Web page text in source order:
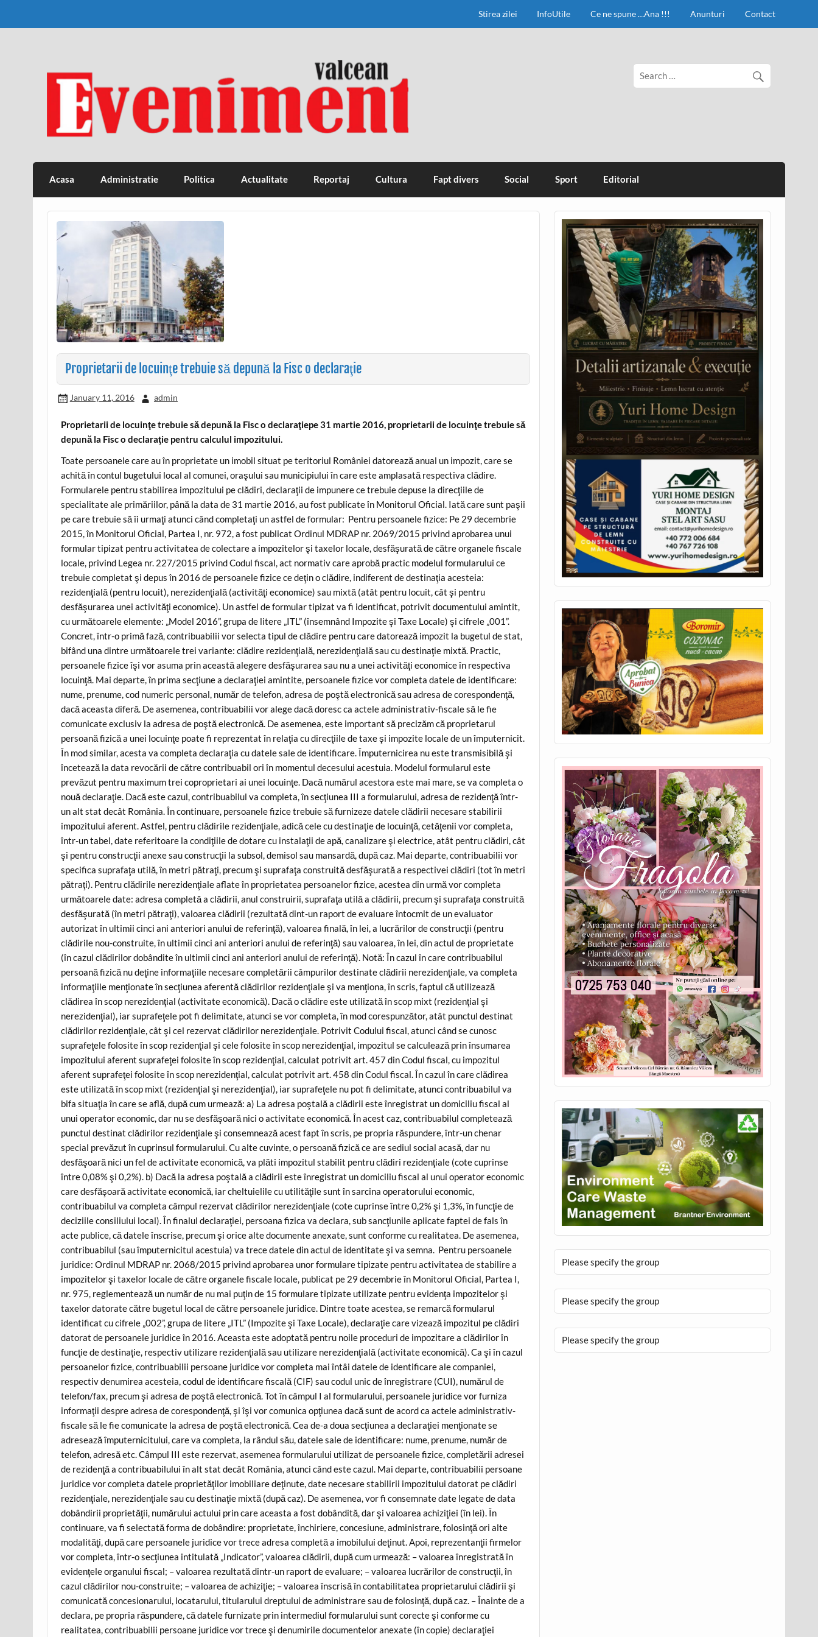
Stirea zilei InfoUtile Ce ne spune …Ana !!! Anunturi Contact
Eveniment Valcean
Acasa Administratie Politica Actualitate Reportaj Cultura Fapt divers Social Sport Editorial
Proprietarii de locuinţe trebuie să depună la Fisc o declaraţie
January 11, 2016 admin
Proprietarii de locuinţe trebuie să depună la Fisc o declaraţiepe 31 martie 2016, proprietarii de locuinţe trebuie să
depună la Fisc o declaraţie pentru calculul impozitului.
Toate persoanele care au în proprietate un imobil situat pe teritoriul României datorează anual un impozit, care se
achită în contul bugetului local al comunei, oraşului sau municipiului în care este amplasată respectiva clădire.
Formularele pentru stabilirea impozitului pe clădiri, declaraţii de impunere ce trebuie depuse la direcţiile de
specialitate ale primăriilor, până la data de 31 martie 2016, au fost publicate în Monitorul Oficial. Iată care sunt paşii
pe care trebuie să îi urmaţi atunci când completaţi un astfel de formular: Pentru persoanele fizice: Pe 29 decembrie
2015, în Monitorul Oficial, Partea I, nr. 972, a fost publicat Ordinul MDRAP nr. 2069/2015 privind aprobarea unui
formular tipizat pentru activitatea de colectare a impozitelor şi taxelor locale, desfăşurată de către organele fiscale
locale, privind Legea nr. 227/2015 privind Codul fiscal, act normativ care aprobă practic modelul formularului ce
trebuie completat şi depus în 2016 de persoanele fizice ce deţin o clădire, indiferent de destinaţia acesteia:
rezidenţială (pentru locuit), nerezidenţială (activităţi economice) sau mixtă (atât pentru locuit, cât şi pentru
desfăşurarea unei activităţi economice). Un astfel de formular tipizat va fi identificat, potrivit documentului amintit,
cu următoarele elemente: „Model 2016”, grupa de litere „ITL” (însemnând Impozite şi Taxe Locale) şi cifrele „001”.
Concret, într-o primă fază, contribuabilii vor selecta tipul de clădire pentru care datorează impozit la bugetul de stat,
bifând una dintre următoarele trei variante: clădire rezidenţială, nerezidenţială sau cu destinaţie mixtă. Practic,
persoanele fizice îşi vor asuma prin această alegere desfăşurarea sau nu a unei activităţi economice în respectiva
locuinţă. Mai departe, în prima secţiune a declaraţiei amintite, persoanele fizice vor completa datele de identificare:
nume, prenume, cod numeric personal, număr de telefon, adresa de poştă electronică sau adresa de corespondenţă,
dacă aceasta diferă. De asemenea, contribuabilii vor alege dacă doresc ca actele administrativ-fiscale să le fie
comunicate exclusiv la adresa de poştă electronică. De asemenea, este important să precizăm că proprietarul
persoană fizică a unei locuinţe poate fi reprezentat în relaţia cu direcţiile de taxe şi impozite locale de un împuternicit.
În mod similar, acesta va completa declaraţia cu datele sale de identificare. Împuternicirea nu este transmisibilă şi
încetează la data revocării de către contribuabil ori în momentul decesului acestuia. Modelul formularul este
prevăzut pentru maximum trei coproprietari ai unei locuinţe. Dacă numărul acestora este mai mare, se va completa o
nouă declaraţie. Dacă este cazul, contribuabilul va completa, în secţiunea III a formularului, adresa de rezidenţă într-
un alt stat decât România. În continuare, persoanele fizice trebuie să furnizeze datele clădirii necesare stabilirii
impozitului aferent. Astfel, pentru clădirile rezidenţiale, adică cele cu destinaţie de locuinţă, cetăţenii vor completa,
într-un tabel, date referitoare la condiţiile de dotare cu instalaţii de apă, canalizare şi electrice, atât pentru clădiri, cât
şi pentru construcţii anexe sau construcţii la subsol, demisol sau mansardă, după caz. Mai departe, contribuabilii vor
specifica suprafaţa utilă, în metri pătraţi, precum şi suprafaţa construită desfăşurată a respectivei clădiri (tot în metri
pătraţi). Pentru clădirile nerezidenţiale aflate în proprietatea persoanelor fizice, acestea din urmă vor completa
următoarele date: adresa completă a clădirii, anul construirii, suprafaţa utilă a clădirii, precum şi suprafaţa construită
desfăşurată (în metri pătraţi), valoarea clădirii (rezultată dint-un raport de evaluare întocmit de un evaluator
autorizat în ultimii cinci ani anteriori anului de referinţă), valoarea finală, în lei, a lucrărilor de construcţii (pentru
clădirile nou-construite, în ultimii cinci ani anteriori anului de referinţă) sau valoarea, în lei, din actul de proprietate
(în cazul clădirilor dobândite în ultimii cinci ani anteriori anului de referinţă). Notă: În cazul în care contribuabilul
persoană fizică nu deţine informaţiile necesare completării câmpurilor destinate clădirii nerezidenţiale, va completa
informaţiile menţionate în secţiunea aferentă clădirilor rezidenţiale şi va menţiona, în scris, faptul că utilizează
clădirea în scop nerezidenţial (activitate economică). Dacă o clădire este utilizată în scop mixt (rezidenţial şi
nerezidenţial), iar suprafeţele pot fi delimitate, atunci se vor completa, în mod corespunzător, atât punctul destinat
clădirilor rezidenţiale, cât şi cel rezervat clădirilor nerezidenţiale. Potrivit Codului fiscal, atunci când se cunosc
suprafeţele folosite în scop rezidenţial şi cele folosite în scop nerezidenţial, impozitul se calculează prin însumarea
impozitului aferent suprafeţei folosite în scop rezidenţial, calculat potrivit art. 457 din Codul fiscal, cu impozitul
aferent suprafeţei folosite în scop nerezidenţial, calculat potrivit art. 458 din Codul fiscal. În cazul în care clădirea
este utilizată în scop mixt (rezidenţial şi nerezidenţial), iar suprafeţele nu pot fi delimitate, atunci contribuabilul va
bifa situaţia în care se află, după cum urmează: a) La adresa poştală a clădirii este înregistrat un domiciliu fiscal al
unui operator economic, dar nu se desfăşoară nici o activitate economică. În acest caz, contribuabilul completează
punctul destinat clădirilor rezidenţiale şi consemnează acest fapt în scris, pe propria răspundere, într-un chenar
special prevăzut în cuprinsul formularului. Cu alte cuvinte, o persoană fizică ce are sediul social acasă, dar nu
desfăşoară nici un fel de activitate economică, va plăti impozitul stabilit pentru clădiri rezidenţiale (cote cuprinse
între 0,08% şi 0,2%). b) Dacă la adresa poştală a clădirii este înregistrat un domiciliu fiscal al unui operator economic
care desfăşoară activitate economică, iar cheltuielile cu utilităţile sunt în sarcina operatorului economic,
contribuabilul va completa câmpul rezervat clădirilor nerezidenţiale (cote cuprinse între 0,2% şi 1,3%, în funcţie de
deciziile consiliului local). În finalul declaraţiei, persoana fizica va declara, sub sancţiunile aplicate faptei de fals în
acte publice, că datele înscrise, precum şi orice alte documente anexate, sunt conforme cu realitatea. De asemenea,
contribuabilul (sau împuternicitul acestuia) va trece datele din actul de identitate şi va semna. Pentru persoanele
juridice: Ordinul MDRAP nr. 2068/2015 privind aprobarea unor formulare tipizate pentru activitatea de stabilire a
impozitelor şi taxelor locale de către organele fiscale locale, publicat pe 29 decembrie în Monitorul Oficial, Partea I,
nr. 975, reglementează un număr de nu mai puţin de 15 formulare tipizate utilizate pentru evidenţa impozitelor şi
taxelor datorate către bugetul local de către persoanele juridice. Dintre toate acestea, se remarcă formularul
identificat cu cifrele „002”, grupa de litere „ITL” (Impozite şi Taxe Locale), declaraţie care vizează impozitul pe clădiri
datorat de persoanele juridice în 2016. Aceasta este adoptată pentru noile proceduri de impozitare a clădirilor în
funcţie de destinaţie, respectiv utilizare rezidenţială sau utilizare nerezidenţială (activitate economică). Ca şi în cazul
persoanelor fizice, contribuabilii persoane juridice vor completa mai întâi datele de identificare ale companiei,
respectiv denumirea acesteia, codul de identificare fiscală (CIF) sau codul unic de înregistrare (CUI), numărul de
telefon/fax, precum şi adresa de poştă electronică. Tot în câmpul I al formularului, persoanele juridice vor furniza
informaţii despre adresa de corespondenţă, şi îşi vor comunica opţiunea dacă sunt de acord ca actele administrativ-
fiscale să le fie comunicate la adresa de poştă electronică. Cea de-a doua secţiunea a declaraţiei menţionate se
adresează împuternicitului, care va completa, la rândul său, datele sale de identificare: nume, prenume, număr de
telefon, adresă etc. Câmpul III este rezervat, asemenea formularului utilizat de persoanele fizice, completării adresei
de rezidenţă a contribuabilului în alt stat decât România, atunci când este cazul. Mai departe, contribuabilii persoane
juridice vor completa datele proprietăţilor imobiliare deţinute, date necesare stabilirii impozitului datorat pe clădiri
rezidenţiale, nerezidenţiale sau cu destinaţie mixtă (după caz). De asemenea, vor fi consemnate date legate de data
dobândirii proprietăţii, numărului actului prin care aceasta a fost dobândită, dar şi valoarea achiziţiei (în lei). În
continuare, va fi selectată forma de dobândire: proprietate, închiriere, concesiune, administrare, folosinţă ori alte
modalităţi, după care persoanele juridice vor trece adresa completă a imobilului deţinut. Apoi, reprezentanţii firmelor
vor completa, într-o secţiunea intitulată „Indicator”, valoarea clădirii, după cum urmează: – valoarea înregistrată în
evidenţele organului fiscal; – valoarea rezultată dintr-un raport de evaluare; – valoarea lucrărilor de construcţii, în
cazul clădirilor nou-construite; – valoarea de achiziţie; – valoarea înscrisă în contabilitatea proprietarului clădirii şi
comunicată concesionarului, locatarului, titularului dreptului de administrare sau de folosinţă, după caz. – Înainte de a
declara, pe propria răspundere, că datele furnizate prin intermediul formularului sunt corecte şi conforme cu
realitatea, contribuabilii persoane juridice vor trece şi denumirile documentelor anexate (în copie) declaraţiei
Please specify the group
Please specify the group
Please specify the group